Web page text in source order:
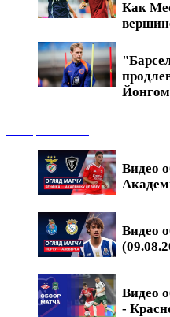
Как
Йонгом
Видео
Видео
Видео
-